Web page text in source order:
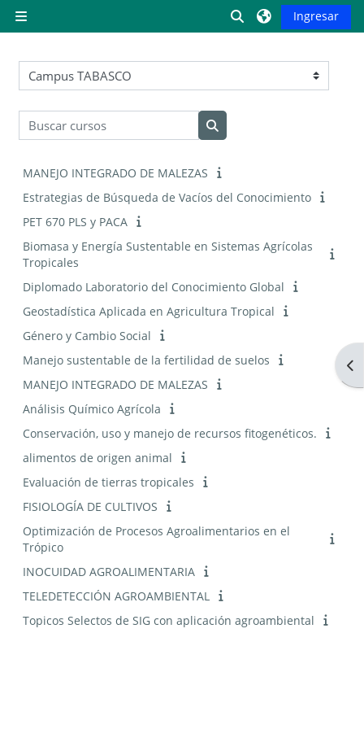
Pánel lateral
Activar oIngresar
Categorías
Buscar cursos
MANEJO INTEGRADO DE MALEZAS
Estrategias de Búsqueda de Vacíos del Conocimiento
PET 670 PLS y PACA
Biomasa y Energía Sustentable en Sistemas Agrícolas
Tropicales
Diplomado Laboratorio del Conocimiento Global
Geostadística Aplicada en Agricultura Tropical
Género y Cambio Social
Manejo sustentable de la fertilidad de suelos
MANEJO INTEGRADO DE MALEZAS
Análisis Químico Agrícola
Conservación, uso y manejo de recursos fitogenéticos.
alimentos de origen animal
Evaluación de tierras tropicales
FISIOLOGÍA DE CULTIVOS
Optimización de Procesos Agroalimentarios en el
Trópico
INOCUIDAD AGROALIMENTARIA
TELEDETECCIÓN AGROAMBIENTAL
Topicos Selectos de SIG con aplicación agroambiental